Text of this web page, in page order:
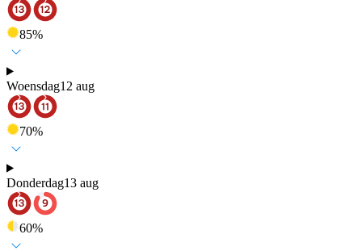
85%
Woensdag12 aug
70%
Donderdag13 aug
60%